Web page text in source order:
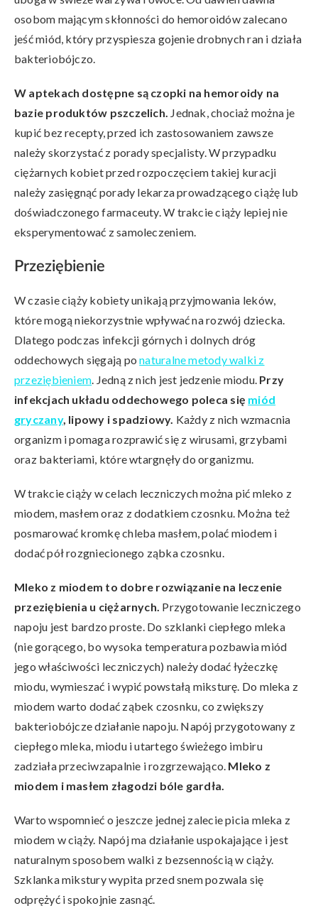
osobom mającym skłonności do hemoroidów zalecano
jeść miód, który przyspiesza gojenie drobnych ran i działa
bakteriobójczo.
W aptekach dostępne są czopki na hemoroidy na
bazie produktów pszczelich. Jednak, chociaż można je
kupić bez recepty, przed ich zastosowaniem zawsze
należy skorzystać z porady specjalisty. W przypadku
ciężarnych kobiet przed rozpoczęciem takiej kuracji
należy zasięgnąć porady lekarza prowadzącego ciążę lub
doświadczonego farmaceuty. W trakcie ciąży lepiej nie
eksperymentować z samoleczeniem.
Przeziębienie
W czasie ciąży kobiety unikają przyjmowania leków,
które mogą niekorzystnie wpływać na rozwój dziecka.
Dlatego podczas infekcji górnych i dolnych dróg
oddechowych sięgają ponaturalne metody walki z
przeziębieniem. Jedną z nich jest jedzenie miodu. Przy
infekcjach układu oddechowego poleca się miód
gryczany, lipowy i spadziowy. Każdy z nich wzmacnia
organizm i pomaga rozprawić się z wirusami, grzybami
oraz bakteriami, które wtargnęły do organizmu.
W trakcie ciąży w celach leczniczych można pić mleko z
miodem, masłem oraz z dodatkiem czosnku. Można też
posmarować kromkę chleba masłem, polać miodem i
dodać pół rozgniecionego ząbka czosnku.
Mleko z miodem to dobre rozwiązanie na leczenie
przeziębienia u ciężarnych. Przygotowanie leczniczego
napoju jest bardzo proste. Do szklanki ciepłego mleka
(nie gorącego, bo wysoka temperatura pozbawia miód
jego właściwości leczniczych) należy dodać łyżeczkę
miodu, wymieszać i wypić powstałą miksturę. Do mleka z
miodem warto dodać ząbek czosnku, co zwiększy
bakteriobójcze działanie napoju. Napój przygotowany z
ciepłego mleka, miodu i utartego świeżego imbiru
zadziała przeciwzapalnie i rozgrzewająco. Mleko z
miodem i masłem złagodzi bóle gardła.
Warto wspomnieć o jeszcze jednej zalecie picia mleka z
miodem w ciąży. Napój ma działanie uspokajające i jest
naturalnym sposobem walki z bezsennością w ciąży.
Szklanka mikstury wypita przed snem pozwala się
odprężyć i spokojnie zasnąć.